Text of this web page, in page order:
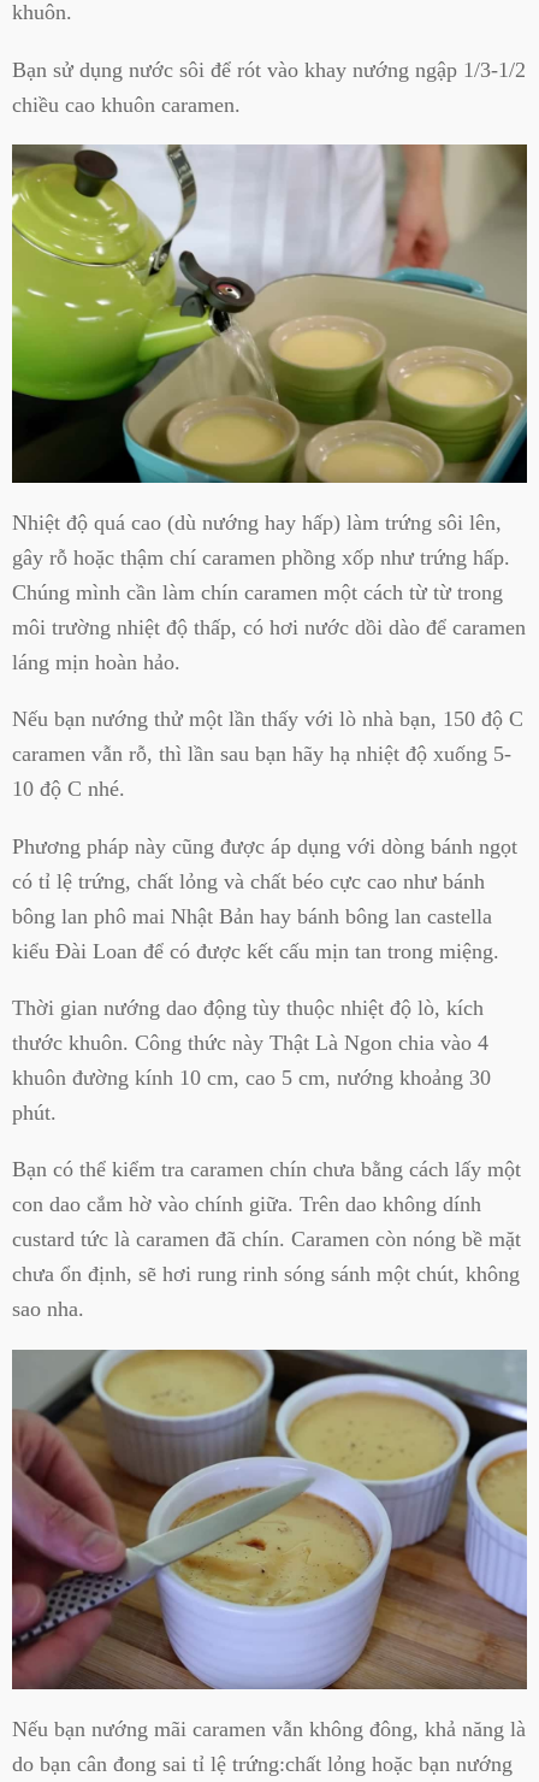
khuôn.
Bạn sử dụng nước sôi để rót vào khay nướng ngập 1/3-1/2
chiều cao khuôn caramen.
Nhiệt độ quá cao (dù nướng hay hấp) làm trứng sôi lên,
gây rỗ hoặc thậm chí caramen phồng xốp như trứng hấp.
Chúng mình cần làm chín caramen một cách từ từ trong
môi trường nhiệt độ thấp, có hơi nước dồi dào để caramen
láng mịn hoàn hảo.
Nếu bạn nướng thử một lần thấy với lò nhà bạn, 150 độ C
caramen vẫn rỗ, thì lần sau bạn hãy hạ nhiệt độ xuống 5-
10 độ C nhé.
Phương pháp này cũng được áp dụng với dòng bánh ngọt
có tỉ lệ trứng, chất lỏng và chất béo cực cao như bánh
bông lan phô mai Nhật Bản hay bánh bông lan castella
kiểu Đài Loan để có được kết cấu mịn tan trong miệng.
Thời gian nướng dao động tùy thuộc nhiệt độ lò, kích
thước khuôn. Công thức này Thật Là Ngon chia vào 4
khuôn đường kính 10 cm, cao 5 cm, nướng khoảng 30
phút.
Bạn có thể kiểm tra caramen chín chưa bằng cách lấy một
con dao cắm hờ vào chính giữa. Trên dao không dính
custard tức là caramen đã chín. Caramen còn nóng bề mặt
chưa ổn định, sẽ hơi rung rinh sóng sánh một chút, không
sao nha.
Nếu bạn nướng mãi caramen vẫn không đông, khả năng là
do bạn cân đong sai tỉ lệ trứng:chất lỏng hoặc bạn nướng